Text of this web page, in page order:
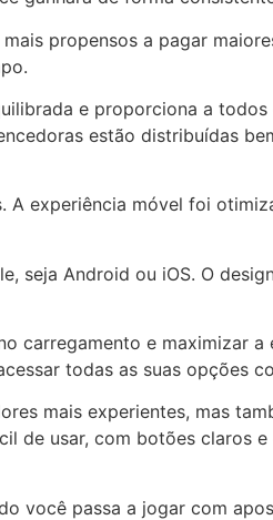
propensos a pagar
e proporciona a
estão distribuídas
A experiência móvel foi
seja Android ou iOS. O
carregamento e maximizar a
todas as suas opções
mais experientes, mas
de usar, com botões claros
você passa a jogar com